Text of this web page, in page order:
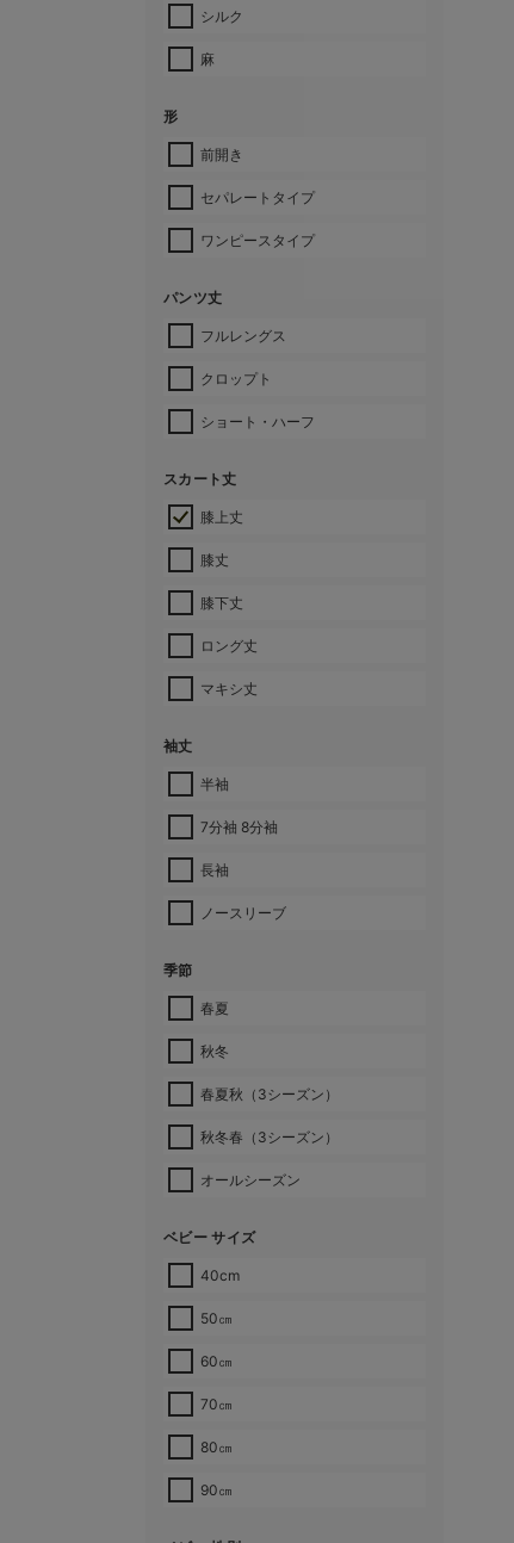
シルク
麻
形
前開き
セパレートタイプ
ワンピースタイプ
パンツ丈
フルレングス
クロップト
ショート・ハーフ
スカート丈
膝上丈
膝丈
膝下丈
ロング丈
マキシ丈
袖丈
半袖
7分袖 8分袖
長袖
ノースリーブ
季節
春夏
秋冬
春夏秋（3シーズン）
秋冬春（3シーズン）
オールシーズン
ベビー サイズ
40cm
50㎝
60㎝
70㎝
80㎝
90㎝